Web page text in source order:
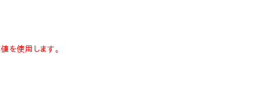
を使用します。